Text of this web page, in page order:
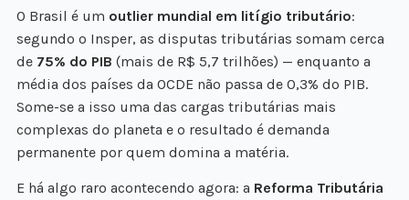
O Brasil é um outlier mundial em litígio tributário:
segundo o Insper, as disputas tributárias somam cerca
de 75% do PIB (mais de R$ 5,7 trilhões) — enquanto a
média dos países da OCDE não passa de 0,3% do PIB.
Some-se a isso uma das cargas tributárias mais
complexas do planeta e o resultado é demanda
permanente por quem domina a matéria.
E há algo raro acontecendo agora: a Reforma Tributária